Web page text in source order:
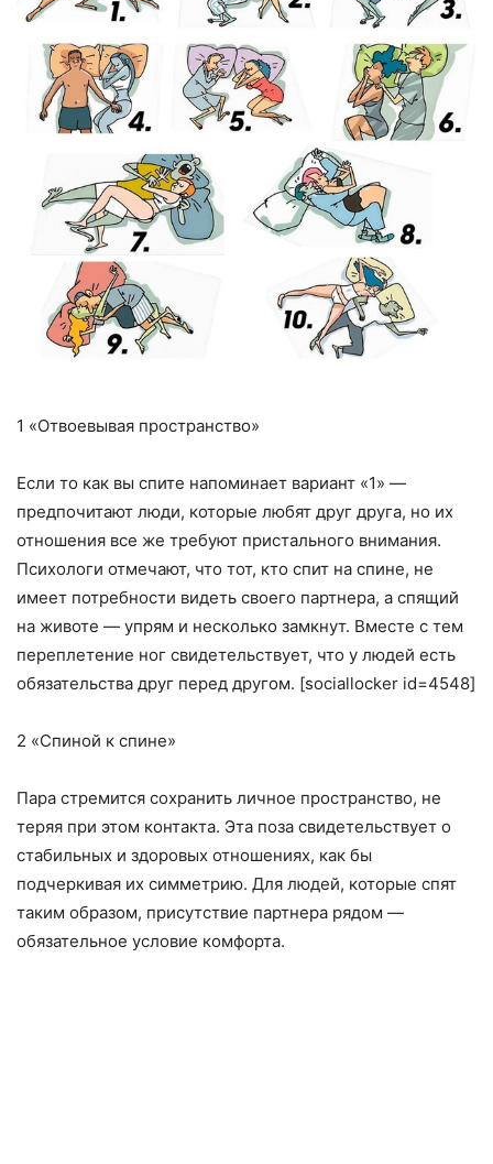
1 «Отвоевывая пространство»
Если то как вы спите напоминает вариант «1» —
предпочитают люди, которые любят друг друга, но их
отношения все же требуют пристального внимания.
Психологи отмечают, что тот, кто спит на спине, не
имеет потребности видеть своего партнера, а спящий
на животе — упрям и несколько замкнут. Вместе с тем
переплетение ног свидетельствует, что у людей есть
обязательства друг перед другом. [sociallocker id=4548]
2 «Спиной к спине»
Пара стремится сохранить личное пространство, не
теряя при этом контакта. Эта поза свидетельствует о
стабильных и здоровых отношениях, как бы
подчеркивая их симметрию. Для людей, которые спят
таким образом, присутствие партнера рядом —
обязательное условие комфорта.